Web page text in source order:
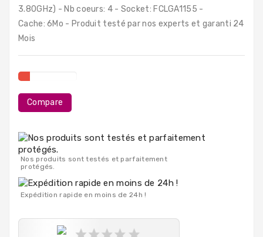
Composants
Portables
3.80GHz) - Nb coeurs: 4 - Socket: FCLGA1155 -
Cache: 6Mo - Produit testé par nos experts et garanti 24
Mois
Compare
Nos produits sont testés et parfaitement
protégés.
Expédition rapide en moins de 24h !